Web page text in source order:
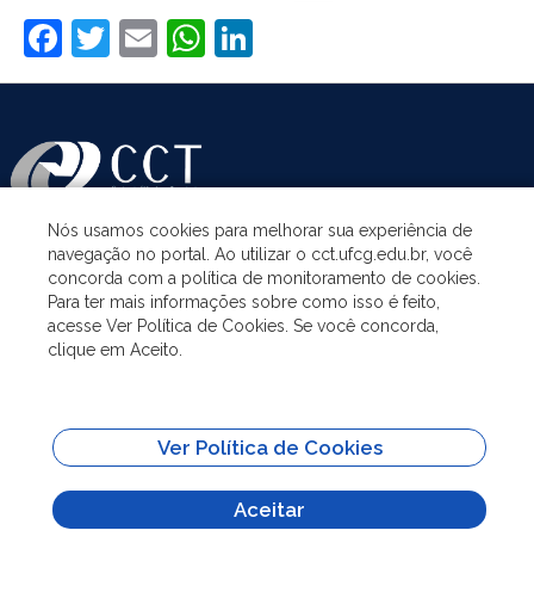
Facebook
Twitter
EmailWhatsApp
ASSUNTOS
ACESSO À INFORMAÇÃO
SITES IMPORTANTES
Nós usamos cookies para melhorar sua experiência de
navegação no portal. Ao utilizar o cct.ufcg.edu.br, você
concorda com a política de monitoramento de cookies.
Para ter mais informações sobre como isso é feito,
acesse Ver Política de Cookies. Se você concorda,
clique em Aceito.
Ver Política de Cookies
Aceitar